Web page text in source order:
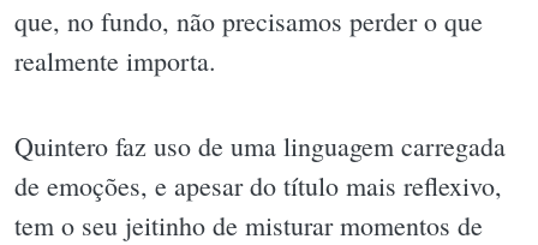
que, no fundo, não precisamos perder o que
realmente importa.
Quintero faz uso de uma linguagem carregada
de emoções, e apesar do título mais reflexivo,
tem o seu jeitinho de misturar momentos de